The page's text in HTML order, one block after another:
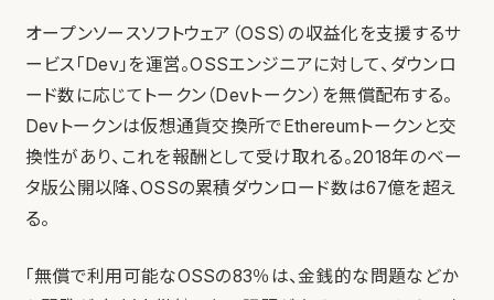
オープンソースソフトウェア（OSS）の収益化を支援するサ
ービス「Dev」を運営。OSSエンジニアに対して、ダウンロ
ード数に応じてトークン（Devトークン）を無償配布する。
Devトークンは仮想通貨交換所でEthereumトークンと交
換性があり、これを報酬として受け取れる。2018年のベー
タ版公開以降、OSSの累積ダウンロード数は67億を超え
る。
「無償で利用可能なOSSの83％は、金銭的な問題などか